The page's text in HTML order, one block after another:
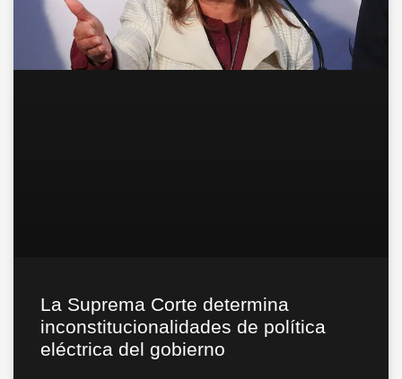
La Suprema Corte determina
inconstitucionalidades de política
eléctrica del gobierno